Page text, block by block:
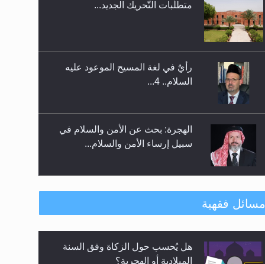
اليوم الوطني الرياضي لمجلس أنصار
متطلَّبات التّحريك الجديد...
رأيٌ في لغة المسيح الموعود عليه
السلام.. 4...
الهجرة: بحث عن الأمن والسلام في
سبيل إرساء الأمن والسلام...
رأيٌ في لغة المسيح الموعود عليه
**الحصن الحصين من وساوس
مسائل فقهية
هل يُحسب حول الزكاة وفق السنة
الميلادية أو الهجرية؟